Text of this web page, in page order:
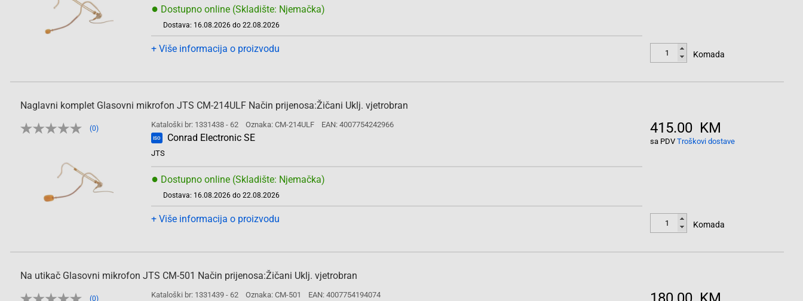
● Dostupno online (Skladište: Njemačka)
Dostava: 16.08.2026 do 22.08.2026
+ Više informacija o proizvodu
Komada
Naglavni komplet Glasovni mikrofon JTS CM-214ULF Način prijenosa:Žičani Uklj. vjetrobran
(0) Kataloški br: 1331438 - 62 Oznaka: CM-214ULF EAN: 4007754242966
ISO Conrad Electronic SE
JTS
● Dostupno online (Skladište: Njemačka)
Dostava: 16.08.2026 do 22.08.2026
+ Više informacija o proizvodu
415.00 KM
sa PDV Troškovi dostave
Komada
Na utikač Glasovni mikrofon JTS CM-501 Način prijenosa:Žičani Uklj. vjetrobran
(0) Kataloški br: 1331439 - 62 Oznaka: CM-501 EAN: 4007754194074